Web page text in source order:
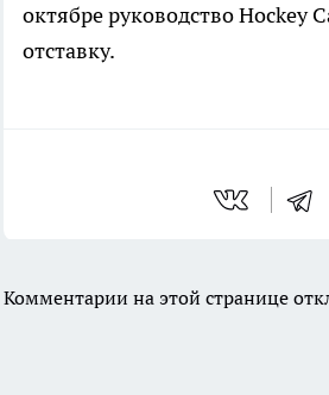
октябре руководство Hockey
отставку.
Комментарии на этой странице